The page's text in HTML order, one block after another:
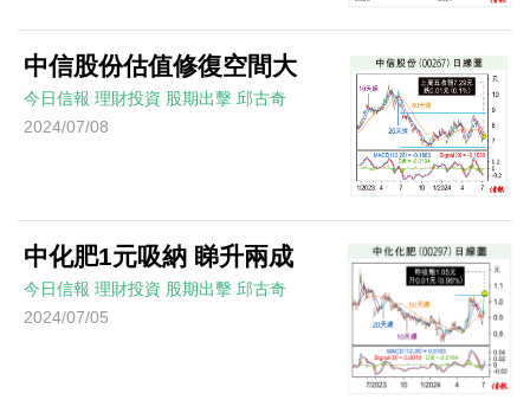
中信股份估值修復空間大
今日信報 理財投資 股期出擊 邱古奇
2024/07/08
中化肥1元吸納 睇升兩成
今日信報 理財投資 股期出擊 邱古奇
2024/07/05